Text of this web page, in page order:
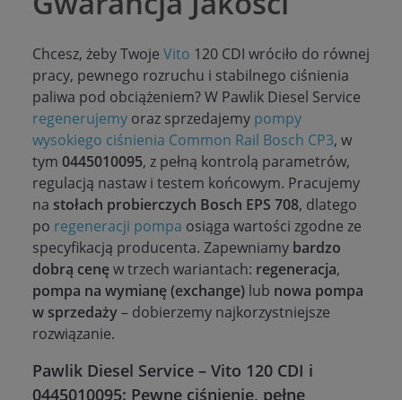
Chcesz, żeby Twoje Vito 120 CDI wróciło do równej
pracy, pewnego rozruchu i stabilnego ciśnienia
paliwa pod obciążeniem? W Pawlik Diesel Service
regenerujemy oraz sprzedajemy pompy
wysokiego ciśnienia Common Rail Bosch CP3, w
tym 0445010095, z pełną kontrolą parametrów,
regulacją nastaw i testem końcowym. Pracujemy
na stołach probierczych Bosch EPS 708, dlatego
po regeneracji pompa osiąga wartości zgodne ze
specyfikacją producenta. Zapewniamy bardzo
dobrą cenęw trzech wariantach: regeneracja,
pompa na wymianę (exchange) lub nowa pompa
w sprzedaży– dobierzemy najkorzystniejsze
rozwiązanie.
Pawlik Diesel Service – Vito 120 CDI i
0445010095: Pewne ciśnienie, pełne